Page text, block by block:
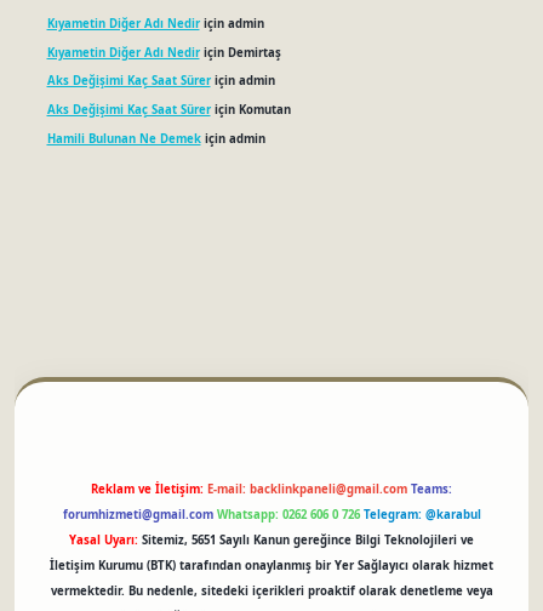
Kıyametin Diğer Adı Nediriçin admin
Kıyametin Diğer Adı Nediriçin Demirtaş
Aks Değişimi Kaç Saat Süreriçin admin
Aks Değişimi Kaç Saat Süreriçin Komutan
Hamili Bulunan Ne Demekiçin admin
Reklam ve İletişim: E-mail: backlinkpaneli@gmail.com Teams:
forumhizmeti@gmail.com Whatsapp: 0262 606 0 726 Telegram: @karabul
Yasal Uyarı: Sitemiz, 5651 Sayılı Kanun gereğince Bilgi Teknolojileri ve
İletişim Kurumu (BTK) tarafından onaylanmış bir Yer Sağlayıcı olarak hizmet
vermektedir. Bu nedenle, sitedeki içerikleri proaktif olarak denetleme veya